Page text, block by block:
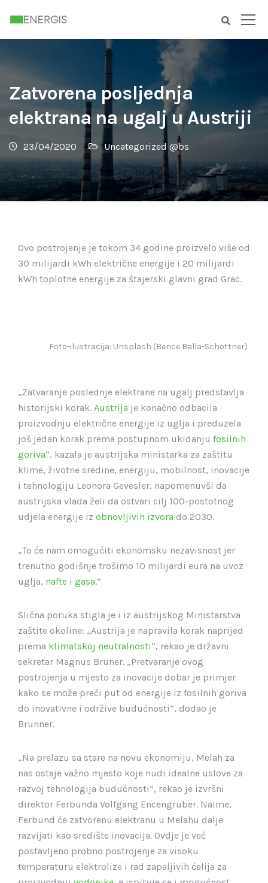
Zatvorena posljednja
elektrana na ugalj u Austriji
23/04/2020 Uncategorized @bs
Ovo postrojenje je tokom 34 godine proizvelo više od
30 milijardi kWh električne energije i 20 milijardi
kWh toplotne energije za štajerski glavni grad Grac.
Foto-ilustracija: Unsplash (Bence Balla-Schottner)
„Zatvaranje poslednje elektrane na ugalj predstavlja
historijski korak. Austrija je konačno odbacila
proizvodnju električne energije iz uglja i preduzela
još jedan korak prema postupnom ukidanju fosilnih
goriva“, kazala je austrijska ministarka za zaštitu
klime, životne sredine, energiju, mobilnost, inovacije
i tehnologiju Leonora Gevesler, napomenuvši da
austrijska vlada želi da ostvari cilj 100-postotnog
udjela energije iz obnovljivih izvora do 2030.
„To će nam omogućiti ekonomsku nezavisnost jer
trenutno godišnje trošimo 10 milijardi eura na uvoz
uglja, nafte i gasa.“
Slična poruka stigla je i iz austrijskog Ministarstva
zaštite okoline: „Austrija je napravila korak naprijed
prema klimatskoj neutralnosti“, rekao je državni
sekretar Magnus Bruner. „Pretvaranje ovog
postrojenja u mjesto za inovacije dobar je primjer
kako se može preći put od energije iz fosilnih goriva
do inovativne i održive budućnosti“, dodao je
Brunner.
„Na prelazu sa stare na novu ekonomiju, Melah za
nas ostaje važno mjesto koje nudi idealne uslove za
razvoj tehnologija budućnosti“, rekao je izvršni
direktor Ferbunda Volfgang Encengruber. Naime,
Ferbund će zatvorenu elektranu u Melahu dalje
razvijati kao središte inovacija. Ovdje je već
postavljeno probno postrojenje za visoku
temperaturu elektrolize i rad zapaljivih ćelija za